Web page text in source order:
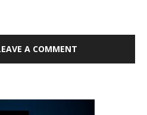
A COMMENT